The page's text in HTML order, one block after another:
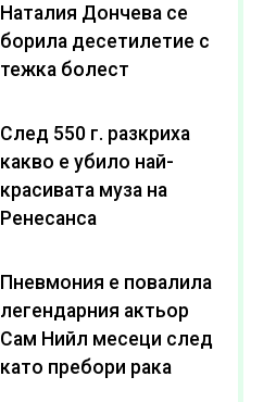
Наталия Дончева се
борила десетилетие с
тежка болест
След 550 г. разкриха
какво е убило най-
красивата муза на
Ренесанса
Пневмония е повалила
легендарния актьор
Сам Нийл месеци след
като пребори рака